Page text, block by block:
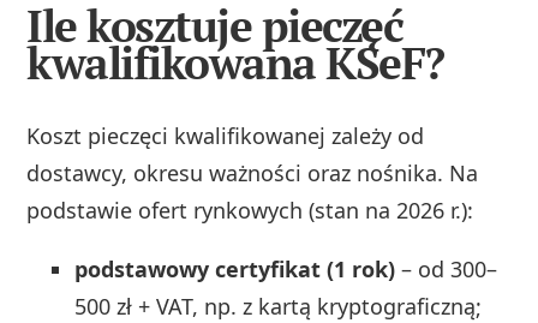
Ile kosztuje pieczęć
kwalifikowana KSeF?
Koszt pieczęci kwalifikowanej zależy od
dostawcy, okresu ważności oraz nośnika. Na
podstawie ofert rynkowych (stan na 2026 r.):
podstawowy certyfikat (1 rok) – od 300–
500 zł + VAT, np. z kartą kryptograficzną;